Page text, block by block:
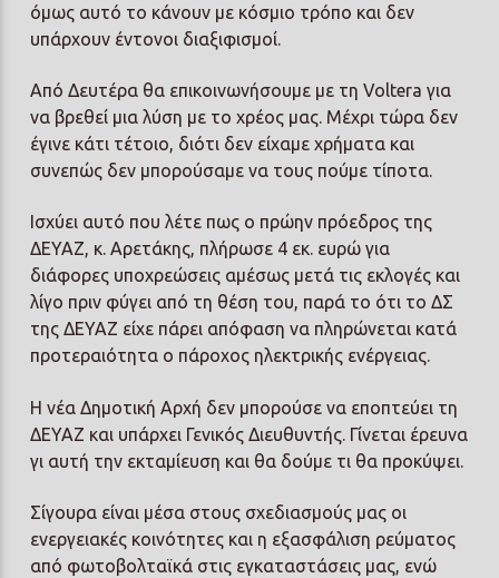
όμως αυτό το κάνουν με κόσμιο τρόπο και δεν
υπάρχουν έντονοι διαξιφισμοί.
Από Δευτέρα θα επικοινωνήσουμε με τη Voltera για
να βρεθεί μια λύση με το χρέος μας. Μέχρι τώρα δεν
έγινε κάτι τέτοιο, διότι δεν είχαμε χρήματα και
συνεπώς δεν μπορούσαμε να τους πούμε τίποτα.
Ισχύει αυτό που λέτε πως ο πρώην πρόεδρος της
ΔΕΥΑΖ, κ. Αρετάκης, πλήρωσε 4 εκ. ευρώ για
διάφορες υποχρεώσεις αμέσως μετά τις εκλογές και
λίγο πριν φύγει από τη θέση του, παρά το ότι το ΔΣ
της ΔΕΥΑΖ είχε πάρει απόφαση να πληρώνεται κατά
προτεραιότητα ο πάροχος ηλεκτρικής ενέργειας.
Η νέα Δημοτική Αρχή δεν μπορούσε να εποπτεύει τη
ΔΕΥΑΖ και υπάρχει Γενικός Διευθυντής. Γίνεται έρευνα
γι αυτή την εκταμίευση και θα δούμε τι θα προκύψει.
Σίγουρα είναι μέσα στους σχεδιασμούς μας οι
ενεργειακές κοινότητες και η εξασφάλιση ρεύματος
από φωτοβολταϊκά στις εγκαταστάσεις μας, ενώ